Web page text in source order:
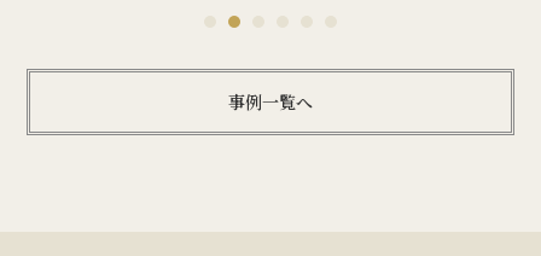
事例一覧へ